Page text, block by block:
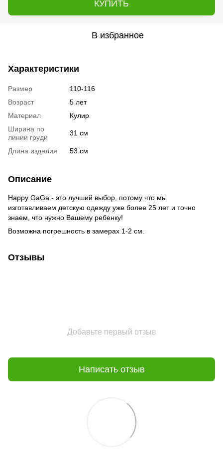
КУПИТЬ
В избранное
Характеристики
Размер
110-116
Возраст
5 лет
Материал
Кулир
Ширина по
линии груди
31 см
Длина изделия 53 см
Описание
Happy GaGa - это лучший выбор, потому что мы
изготавливаем детскую одежду уже более 25 лет и точно
знаем, что нужно Вашему ребенку!
Возможна погрешность в замерах 1-2 см.
Отзывы
Добавьте первый отзыв
Написать отзыв